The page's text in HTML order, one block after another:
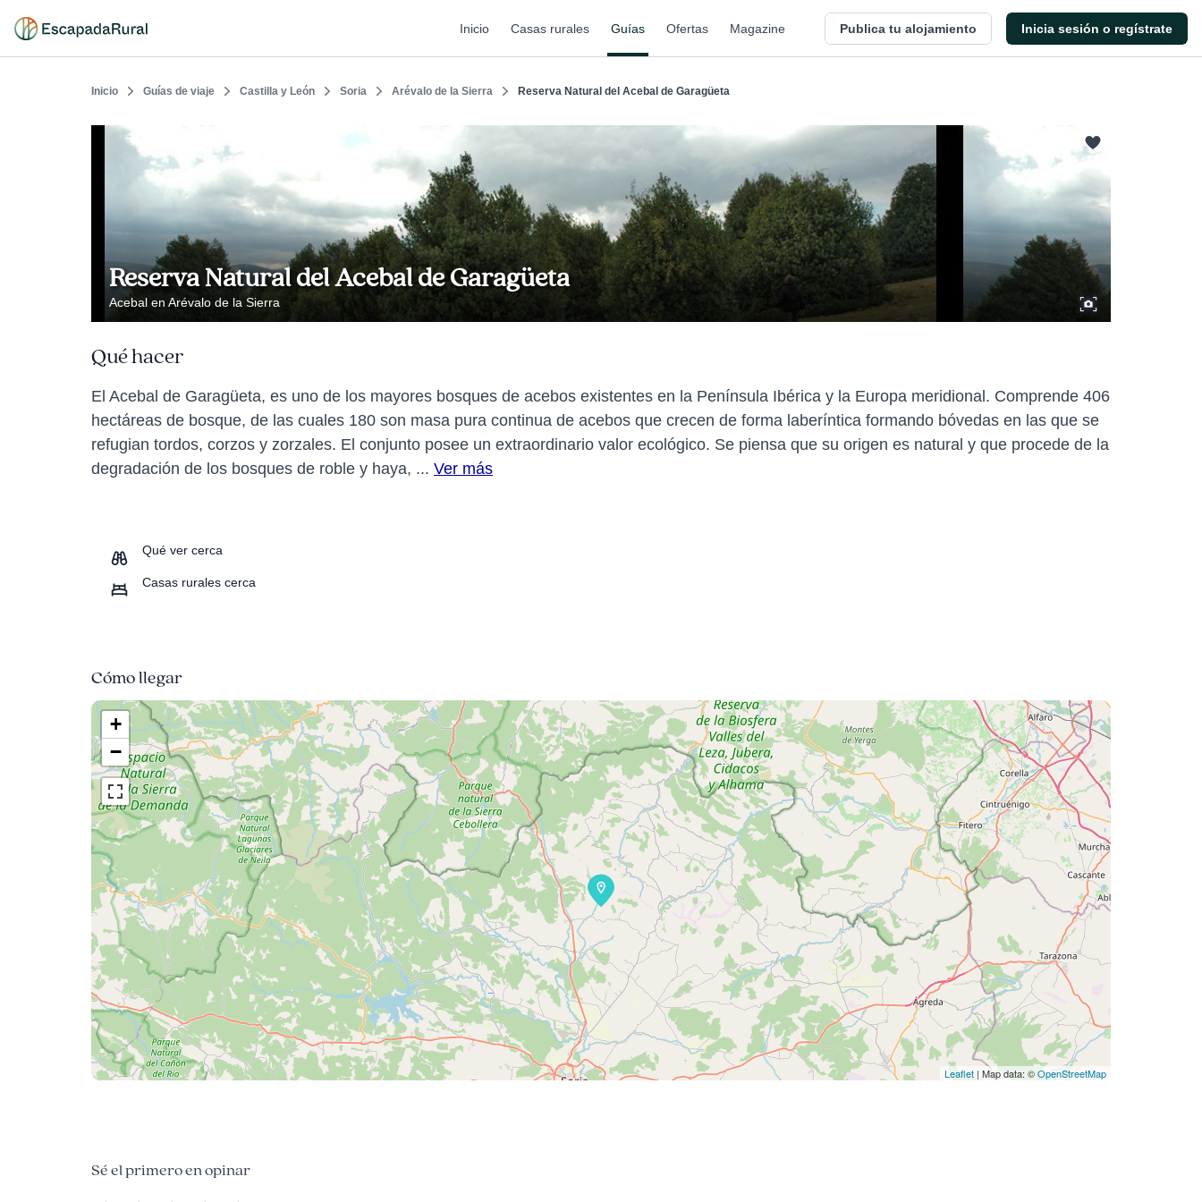
Inicio Casas rurales Guías Ofertas Magazine Publica tu alojamiento Inicia sesión o regístrate
Inicio Guías de viaje Castilla y León Soria Arévalo de la Sierra Reserva Natural del Acebal de Garagüeta
Reserva Natural del Acebal de Garagüeta
Acebal en Arévalo de la Sierra
Qué hacer
El Acebal de Garagüeta, es uno de los mayores bosques de acebos existentes en la Península Ibérica y la Europa meridional. Comprende 406
hectáreas de bosque, de las cuales 180 son masa pura continua de acebos que crecen de forma laberíntica formando bóvedas en las que se
refugian tordos, corzos y zorzales. El conjunto posee un extraordinario valor ecológico. Se piensa que su origen es natural y que procede de la
degradación de los bosques de roble y haya, ... Ver más
Qué ver cerca
Casas rurales cerca
Cómo llegar
+
−
Leaflet | Map data: ©OpenStreetMap
Sé el primero en opinar